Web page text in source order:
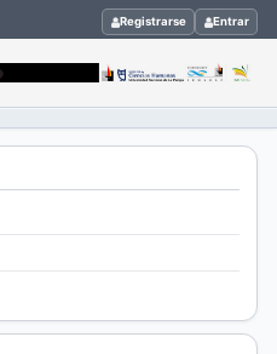
Registrarse Entrar